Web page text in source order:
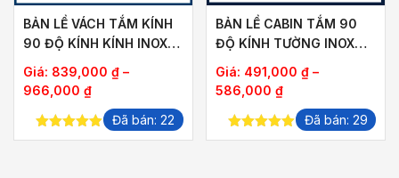
BẢN LỀ VÁCH TẮM KÍNH
90 ĐỘ KÍNH KÍNH INOX
304 HIWIN HG-011
Giá: 839,000 ₫ –
966,000 ₫Khoảng
giá:
từ
5.00out of
Đã bán: 22
BẢN LỀ CABIN TẮM 90
ĐỘ KÍNH TƯỜNG INOX
304 HIWIN HG-009
Giá: 491,000 ₫ –
586,000 ₫Khoảng
giá:
từ
5.00out of
Đã bán: 29